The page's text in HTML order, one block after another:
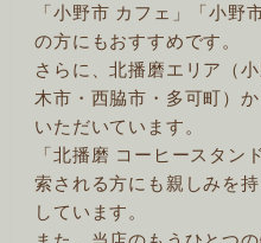
「小野市 カフェ」「小野
の方にもおすすめです。
さらに、北播磨エリア（
木市・西脇市・多可町）
いただいています。
「北播磨 コーヒースタン
索される方にも親しみを
しています。